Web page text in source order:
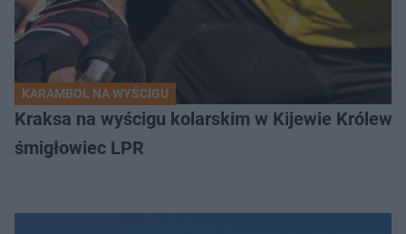
KARAMBOL NA WYŚCIGU
Kraksa na wyścigu kolarskim w Kijewie
śmigłowiec LPR